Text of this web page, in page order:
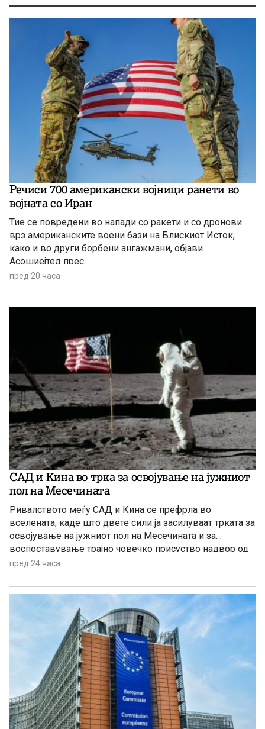
Речиси 700 американски војници ранети во
војната со Иран
Тие се повредени во напади со ракети и со дронови
врз американските воени бази на Блискиот Исток,
како и во други борбени ангажмани, објави
Асошиејтед прес
пред 20 часа
САД и Кина во трка за освојување на јужниот
пол на Месечината
Ривалството меѓу САД и Кина се префрла во
вселената, каде што двете сили ја засилуваат трката за
освојување на јужниот пол на Месечината и за
воспоставување трајно човечко присуство надвор од
Земјата.
пред 24 часа